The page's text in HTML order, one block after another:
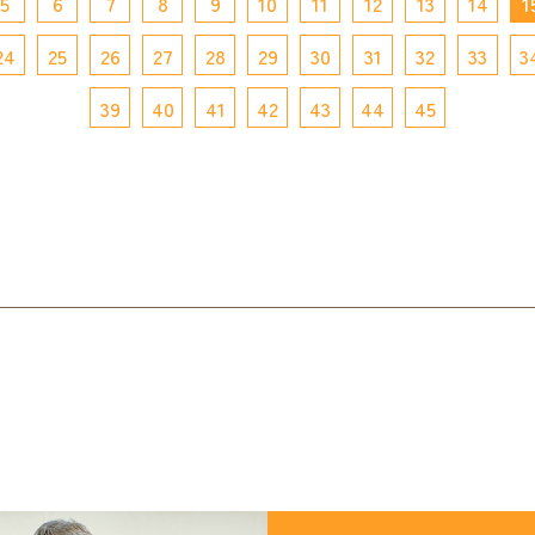
25 26 27 28 29 30 31 32 33
39
40 41 42 43 44 45